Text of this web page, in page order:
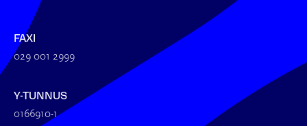
FAXI
029 001 2999
Y-TUNNUS
0166910-1